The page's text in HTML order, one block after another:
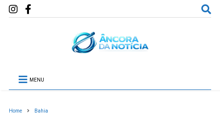
MENU
Home Bahia